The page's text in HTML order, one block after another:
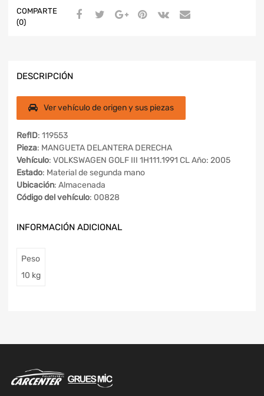
COMPARTE
(0)
DESCRIPCIÓN
Ver vehículo de origen y sus piezas
RefID: 119553
Pieza: MANGUETA DELANTERA DERECHA
Vehículo: VOLKSWAGEN GOLF III 1H111.1991 CL Año: 2005
Estado: Material de segunda mano
Ubicación: Almacenada
Código del vehículo: 00828
INFORMACIÓN ADICIONAL
Peso
10 kg